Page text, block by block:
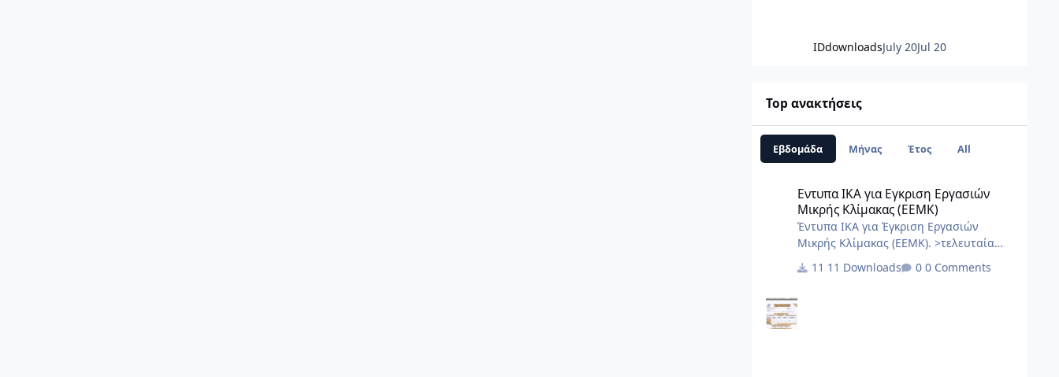
IDdownloadsJuly 20Jul 20
Top ανακτήσεις
Εβδομάδα Μήνας Έτος All
Εντυπα ΙΚΑ για Εγκριση Εργασιών
Μικρής Κλίμακας (ΕΕΜΚ)
Έντυπα ΙΚΑ για Έγκριση Εργασιών
Μικρής Κλίμακας (ΕΕΜΚ). >τελευταία
ενημέρωση 10/2017< 8.Τεχνική Εκθεση
I.K.A.docx 2.3.Εξουσιοδότηση αίτησης –
3_3.docx 2.2.Εξουσιοδότηση κατάθεσης
11 Downloads 0 Comments